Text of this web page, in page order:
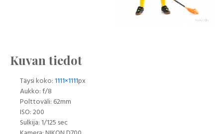
Kuvan tiedot
Täysi koko:1111×1111px
Aukko: f/8
Polttoväli: 62mm
ISO: 200
Sulkija: 1/125 sec